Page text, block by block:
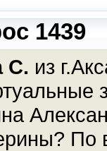
1439
С. из
По